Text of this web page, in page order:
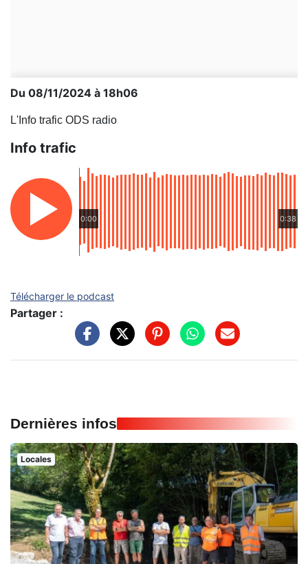
Du 08/11/2024 à 18h06
L'Info trafic ODS radio
Info trafic
0:00 0:38
Télécharger le podcast
Partager :
Dernières infos
Locales